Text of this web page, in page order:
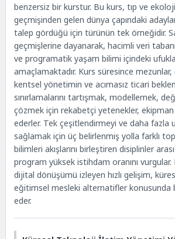
benzersiz bir kurstur. Bu kurs, tıp ve
geçmişinden gelen dünya çapındaki
talep gördüğü için türünün tek örneğidir.
geçmişlerine dayanarak, hacimli veri
ve programatik yaşam bilimi içindeki
amaçlamaktadır. Kurs süresince
kentsel yönetimin ve acımasız ticari
sınırlamalarını tartışmak, modellemek,
çözmek için rekabetçi yetenekler, ekipman
ederler. Tek çeşitlendirmeyi ve daha fazla
sağlamak için üç belirlenmiş yolla farklı
bilimleri akışlarını birleştiren disiplinler
program yüksek istihdam oranını vurgular.
dijital dönüşümü izleyen hızlı gelişim,
eğitimsel mesleki alternatifler konusunda
eder.